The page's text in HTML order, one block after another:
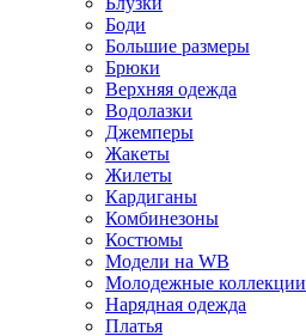
Боди
Большие размеры
Брюки
Верхняя одежда
Водолазки
Джемперы
Жакеты
Жилеты
Кардиганы
Комбинезоны
Костюмы
Модели на WB
Молодежные коллекции
Нарядная одежда
Платья